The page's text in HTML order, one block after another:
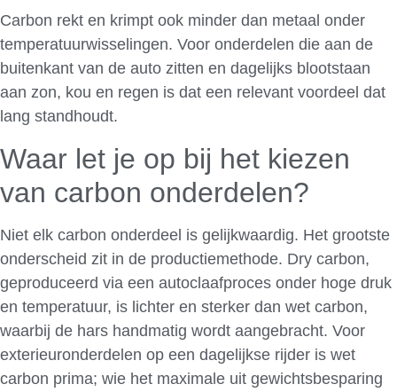
Carbon rekt en krimpt ook minder dan metaal onder
temperatuurwisselingen. Voor onderdelen die aan de
buitenkant van de auto zitten en dagelijks blootstaan
aan zon, kou en regen is dat een relevant voordeel dat
lang standhoudt.
Waar let je op bij het kiezen
van carbon onderdelen?
Niet elk carbon onderdeel is gelijkwaardig. Het grootste
onderscheid zit in de productiemethode. Dry carbon,
geproduceerd via een autoclaafproces onder hoge druk
en temperatuur, is lichter en sterker dan wet carbon,
waarbij de hars handmatig wordt aangebracht. Voor
exterieuronderdelen op een dagelijkse rijder is wet
carbon prima; wie het maximale uit gewichtsbesparing